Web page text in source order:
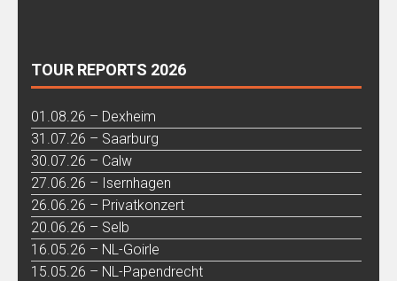
TOUR REPORTS 2026
01.08.26 – Dexheim
31.07.26 – Saarburg
30.07.26 – Calw
27.06.26 – Isernhagen
26.06.26 – Privatkonzert
20.06.26 – Selb
16.05.26 – NL-Goirle
15.05.26 – NL-Papendrecht